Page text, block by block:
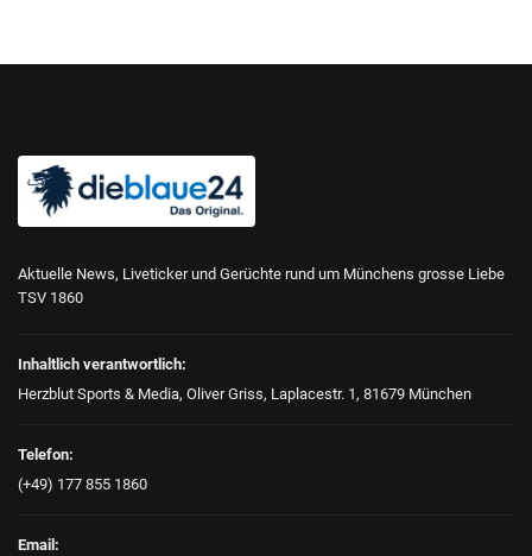
Aktuelle News, Liveticker und Gerüchte rund um Münchens grosse Liebe
TSV 1860
Inhaltlich verantwortlich:
Herzblut Sports & Media, Oliver Griss, Laplacestr. 1, 81679 München
Telefon:
(+49) 177 855 1860
Email: